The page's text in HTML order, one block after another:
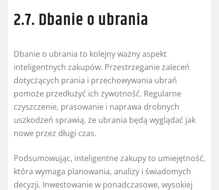
2.7. Dbanie o ubrania
Dbanie o ubrania to kolejny ważny aspekt
inteligentnych zakupów. Przestrzeganie zaleceń
dotyczących prania i przechowywania ubrań
pomoże przedłużyć ich żywotność. Regularne
czyszczenie, prasowanie i naprawa drobnych
uszkodzeń sprawią, że ubrania będą wyglądać jak
nowe przez długi czas.
Podsumowując, inteligentne zakupy to umiejętność,
która wymaga planowania, analizy i świadomych
decyzji. Inwestowanie w ponadczasowe, wysokiej